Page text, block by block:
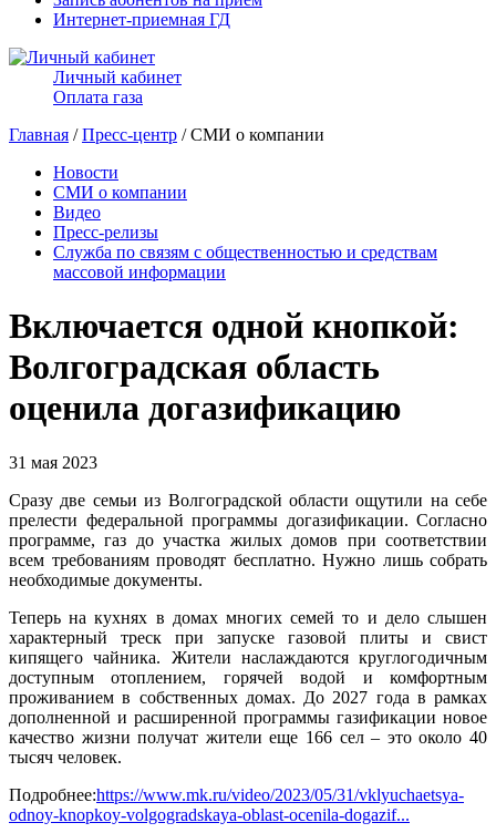
Интернет-приемная ГД
Личный кабинет
Оплата газа
Главная /Пресс-центр / СМИ о компании
Новости
СМИ о компании
Видео
Пресс-релизы
Служба по связям с общественностью и средствам
массовой информации
Включается одной кнопкой:
Волгоградская область
оценила догазификацию
31 мая 2023
Сразу две семьи из Волгоградской области ощутили на себе
прелести федеральной программы догазификации. Согласно
программе, газ до участка жилых домов при соответствии
всем требованиям проводят бесплатно. Нужно лишь собрать
необходимые документы.
Теперь на кухнях в домах многих семей то и дело слышен
характерный треск при запуске газовой плиты и свист
кипящего чайника. Жители наслаждаются круглогодичным
доступным отоплением, горячей водой и комфортным
проживанием в собственных домах. До 2027 года в рамках
дополненной и расширенной программы газификации новое
качество жизни получат жители еще 166 сел – это около 40
тысяч человек.
Подробнее:https://www.mk.ru/video/2023/05/31/vklyuchaetsya-
odnoy-knopkoy-volgogradskaya-oblast-ocenila-dogazif...